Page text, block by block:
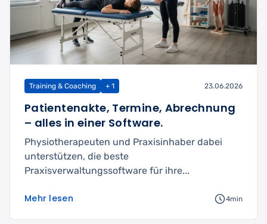
Training & Coaching + 1 23.06.2026
Patientenakte, Termine, Abrechnung
– alles in einer Software.
Physiotherapeuten und Praxisinhaber dabei
unterstützen, die beste
Praxisverwaltungssoftware für ihre...
Mehr lesen 4min